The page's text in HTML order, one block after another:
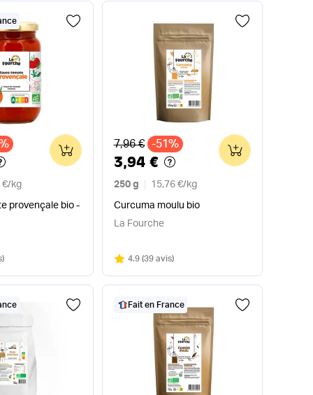
€/kg
provençale bio -
0
)
Ancien prix
7,96 € -51%
3,94 €
250 g 15,76 €/kg
Curcuma moulu bio
0
La Fourche
Note
4.9 sur 5
(39 avis)
Fait en France